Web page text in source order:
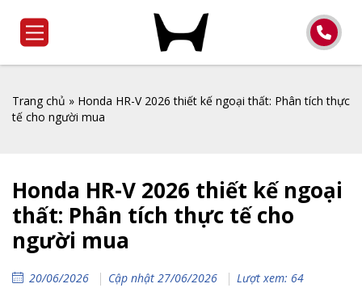
Trang chủ » Honda HR-V 2026 thiết kế ngoại thất: Phân tích thực
tế cho người mua
Honda HR-V 2026 thiết kế ngoại
thất: Phân tích thực tế cho
người mua
20/06/2026 Cập nhật 27/06/2026
Lượt xem: 64